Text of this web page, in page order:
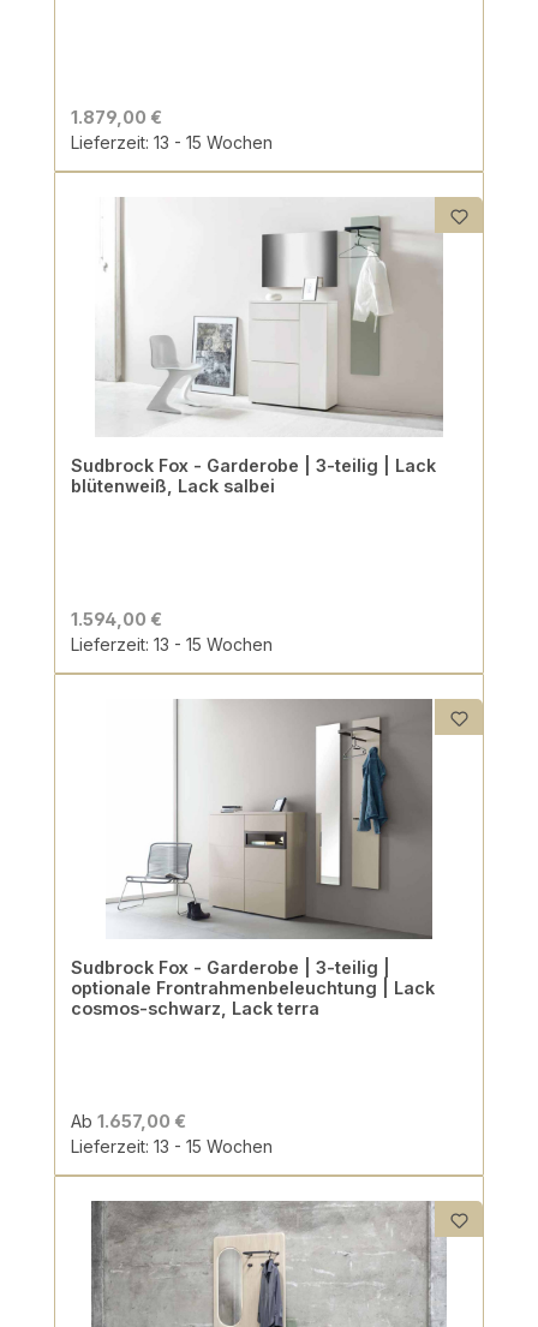
1.879,00 €
Lieferzeit: 13 - 15 Wochen
Sudbrock Fox - Garderobe | 3-teilig | Lack
blütenweiß, Lack salbei
1.594,00 €
Lieferzeit: 13 - 15 Wochen
Sudbrock Fox - Garderobe | 3-teilig |
optionale Frontrahmenbeleuchtung | Lack
cosmos-schwarz, Lack terra
Ab 1.657,00 €
Lieferzeit: 13 - 15 Wochen